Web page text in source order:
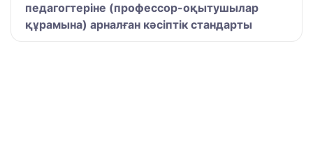
педагогтеріне (профессор-оқытушылар
құрамына) арналған кәсіптік стандарты